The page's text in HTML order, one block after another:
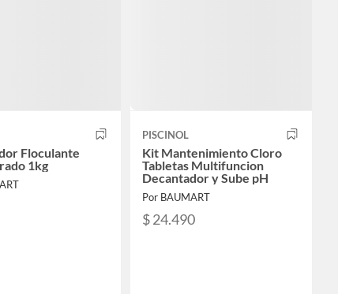
Floculante
1kg
PISCINOL
Kit Mantenimiento Cloro
Tabletas Multifuncion
Decantador y Sube pH
Por BAUMART
$ 24.490